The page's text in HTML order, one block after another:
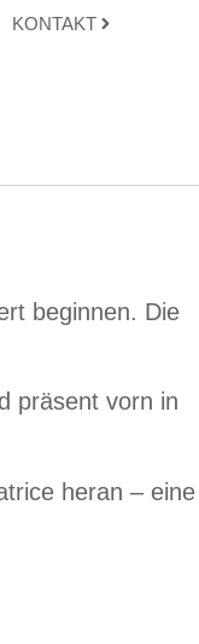
KONTAKT
beginnen. Die
präsent vorn in
heran – eine